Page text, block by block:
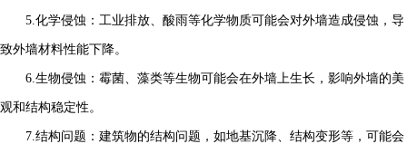
5.化学侵蚀：工业排放、酸雨等化学物质可能会对外墙造成侵蚀，导
致外墙材料性能下降。
6.生物侵蚀：霉菌、藻类等生物可能会在外墙上生长，影响外墙的美
观和结构稳定性。
7.结构问题：建筑物的结构问题，如地基沉降、结构变形等，可能会